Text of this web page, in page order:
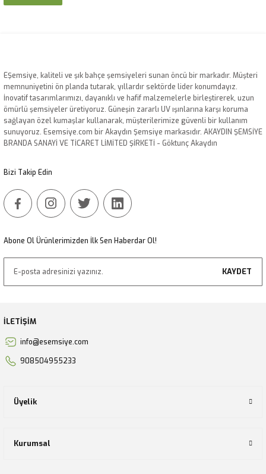
EŞemsiye, kaliteli ve şık bahçe şemsiyeleri sunan öncü bir markadır. Müşteri
memnuniyetini ön planda tutarak, yıllardır sektörde lider konumdayız.
İnovatif tasarımlarımızı, dayanıklı ve hafif malzemelerle birleştirerek, uzun
ömürlü şemsiyeler üretiyoruz. Güneşin zararlı UV ışınlarına karşı koruma
sağlayan özel kumaşlar kullanarak, müşterilerimize güvenli bir kullanım
sunuyoruz. Esemsiye.com bir Akaydın Şemsiye markasıdır. AKAYDIN ŞEMSİYE
BRANDA SANAYİ VE TİCARET LİMİTED ŞİRKETİ - Göktunç Akaydın
Bizi Takip Edin
Abone Ol Ürünlerimizden İlk Sen Haberdar Ol!
KAYDET
İLETİŞİM
info@esemsiye.com
908504955233
Üyelik
Kurumsal